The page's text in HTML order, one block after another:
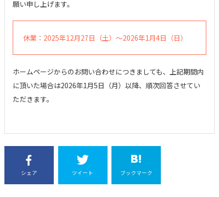
願い申し上げます。
休業：2025年12月27日（土）～2026年1月4日（日）
ホームページからのお問い合わせにつきましても、上記期間内
に頂いた場合は2026年1月5日（月）以降、順次回答させてい
ただきます。
シェア ツイート ブックマーク